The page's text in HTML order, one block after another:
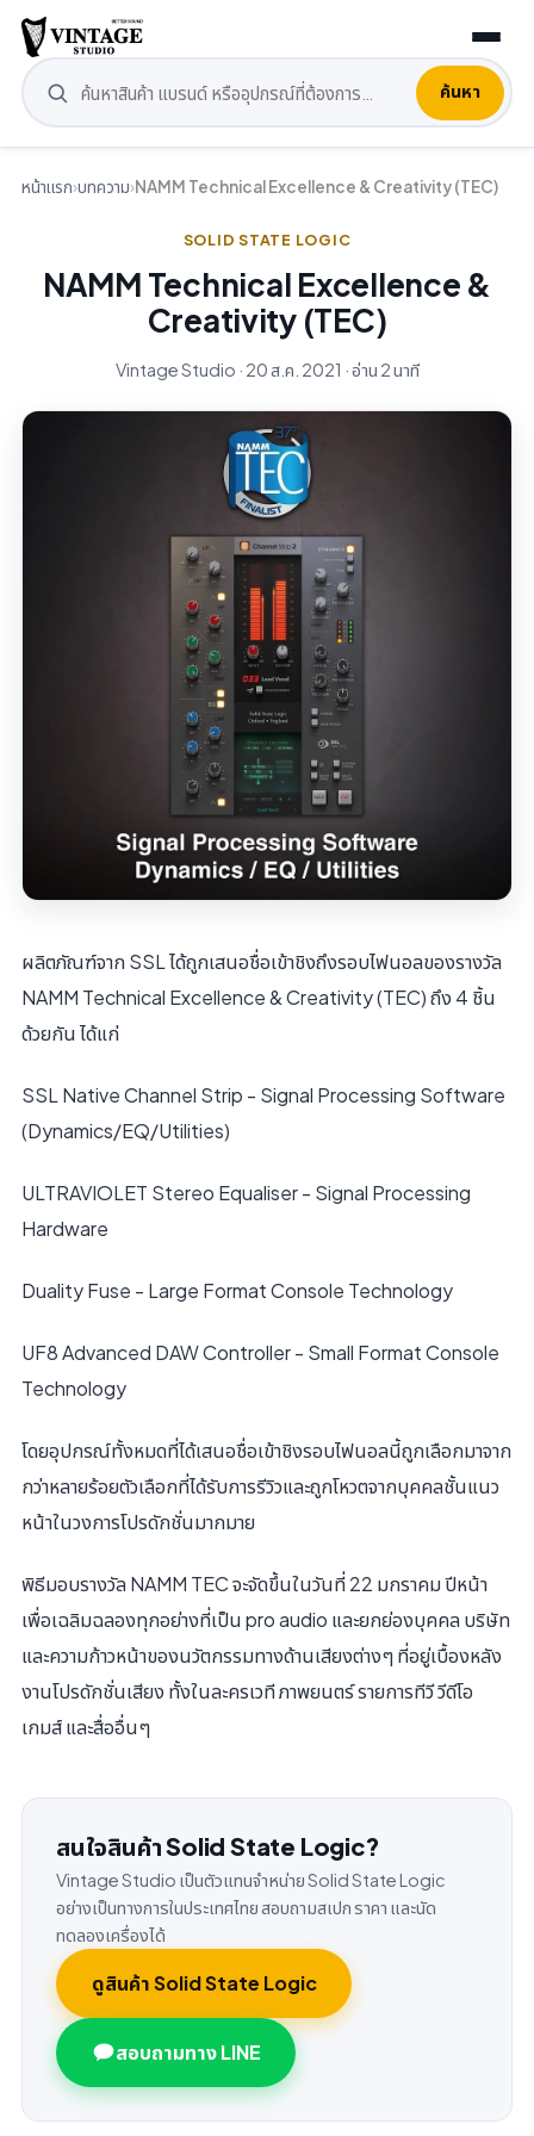
ค้นหา
หน้าแรก›บทความ›NAMM Technical Excellence & Creativity (TEC)
SOLID STATE LOGIC
NAMM Technical Excellence &
Creativity (TEC)
Vintage Studio · 20 ส.ค. 2021 · อ่าน 2 นาที
ผลิตภัณฑ์จาก SSL ได้ถูกเสนอชื่อเข้าชิงถึงรอบไฟนอลของรางวัล
NAMM Technical Excellence & Creativity (TEC) ถึง 4 ชิ้น
ด้วยกัน ได้แก่
SSL Native Channel Strip - Signal Processing Software
(Dynamics/EQ/Utilities)
ULTRAVIOLET Stereo Equaliser - Signal Processing
Hardware
Duality Fuse - Large Format Console Technology
UF8 Advanced DAW Controller - Small Format Console
Technology
โดยอุปกรณ์ทั้งหมดที่ได้เสนอชื่อเข้าชิงรอบไฟนอลนี้ถูกเลือกมาจาก
กว่าหลายร้อยตัวเลือกที่ได้รับการรีวิวและถูกโหวตจากบุคคลชั้นแนว
หน้าในวงการโปรดักชั่นมากมาย
พิธีมอบรางวัล NAMM TEC จะจัดขึ้นในวันที่ 22 มกราคม ปีหน้า
เพื่อเฉลิมฉลองทุกอย่างที่เป็น pro audio และยกย่องบุคคล บริษัท
และความก้าวหน้าของนวัตกรรมทางด้านเสียงต่างๆ ที่อยู่เบื้องหลัง
งานโปรดักชั่นเสียง ทั้งในละครเวที ภาพยนตร์ รายการทีวี วีดีโอ
เกมส์ และสื่ออื่นๆ
สนใจสินค้า Solid State Logic?
Vintage Studio เป็นตัวแทนจำหน่าย Solid State Logic
อย่างเป็นทางการในประเทศไทย สอบถามสเปก ราคา และนัด
ทดลองเครื่องได้
ดูสินค้า Solid State Logic
สอบถามทาง LINE